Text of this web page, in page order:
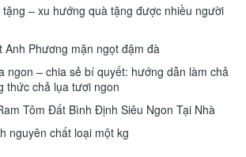
tặng – xu hướng quà tặng được nhiều người
Anh Phương mặn ngọt đậm đà
ngon – chia sẻ bí quyết: hướng dẫn làm chả
thức chả lụa tươi ngon
Tôm Đất Bình Định Siêu Ngon Tại Nhà
nguyên chất loại một kg